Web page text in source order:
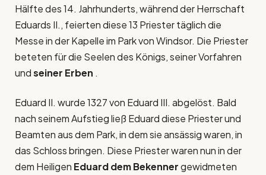
Hälfte des 14. Jahrhunderts, während der Herrschaft
Eduards II., feierten diese 13 Priester täglich die
Messe in der Kapelle im Park von Windsor. Die Priester
beteten für die Seelen des Königs, seiner Vorfahren
undseiner Erben .
Eduard II. wurde 1327 von Eduard III. abgelöst. Bald
nach seinem Aufstieg ließ Eduard diese Priester und
Beamten aus dem Park, in dem sie ansässig waren, in
das Schloss bringen. Diese Priester waren nun in der
dem Heiligen Eduard dem Bekennergewidmeten